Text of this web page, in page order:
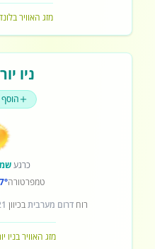
מזג האוויר
ניו
כרגע
טמפרטורה
רוחדרום מערביתבכיוון
מזג האוויר בניו